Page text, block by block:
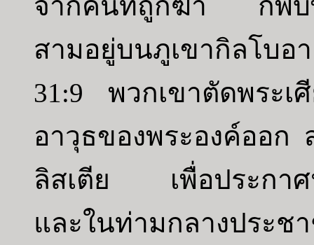
สามอยู่บนภูเขากิลโบอา
31:9 พวกเขาตัดพระเ
อาวุธของพระองค์ออก
ลิสเตีย เพื่อประกาศน
และในท่ามกลางประช